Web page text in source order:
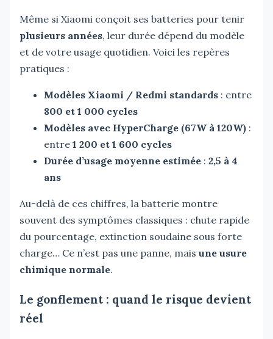
Même si Xiaomi conçoit ses batteries pour tenir
plusieurs années, leur durée dépend du modèle
et de votre usage quotidien. Voici les repères
pratiques :
Modèles Xiaomi / Redmi standards : entre
800 et 1 000 cycles
Modèles avec HyperCharge (67W à 120W) :
entre 1 200 et 1 600 cycles
Durée d’usage moyenne estimée : 2,5 à 4
ans
Au-delà de ces chiffres, la batterie montre
souvent des symptômes classiques : chute rapide
du pourcentage, extinction soudaine sous forte
charge… Ce n’est pas une panne, mais une usure
chimique normale.
Le gonflement : quand le risque devient
réel